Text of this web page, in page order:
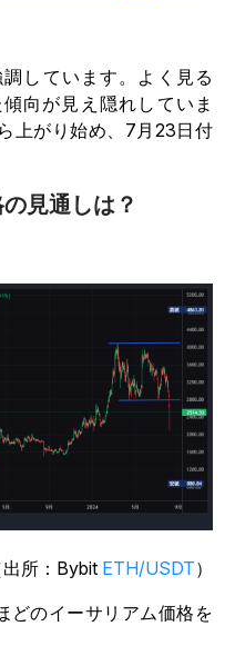
しています。よく見る
向が見え隠れしていま
上がり始め、7月23日付
見通しは？
出所：Bybit ETH/USDT）
どのイーサリアム価格を